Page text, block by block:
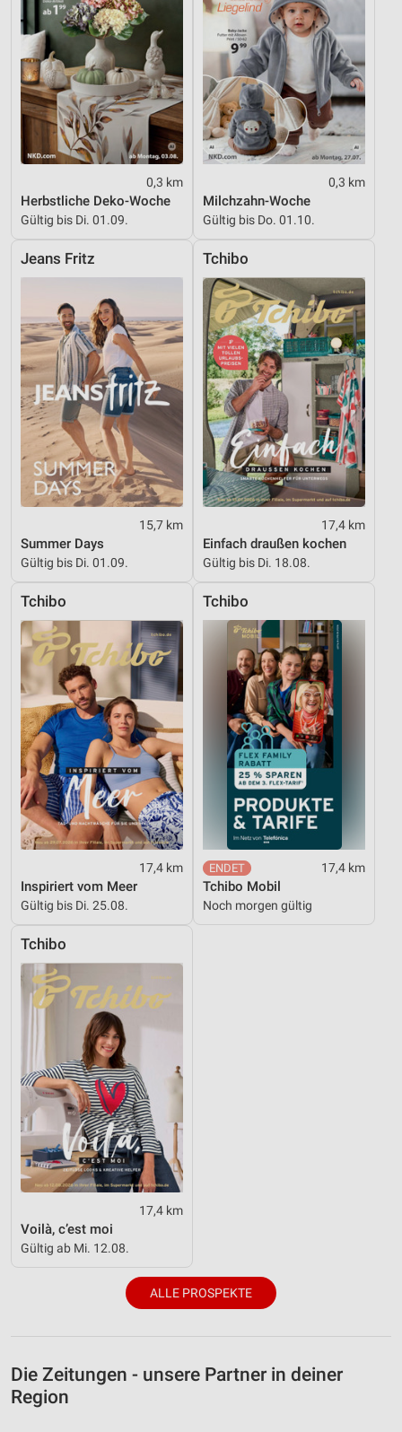
0,3 km
Herbstliche Deko-Woche
Gültig bis Di. 01.09.
0,3 km
Milchzahn-Woche
Gültig bis Do. 01.10.
Jeans Fritz
15,7 km
Summer Days
Gültig bis Di. 01.09.
Tchibo
17,4 km
Einfach draußen kochen
Gültig bis Di. 18.08.
Tchibo
17,4 km
Inspiriert vom Meer
Gültig bis Di. 25.08.
Tchibo
17,4 km
Tchibo Mobil
Noch morgen gültig
Tchibo
17,4 km
Voilà, c’est moi
Gültig ab Mi. 12.08.
ALLE PROSPEKTE
Die Zeitungen - unsere Partner in deiner
Region
Verwendung genauer Standortdaten
Geräte anhand von aktiv angeforderten
Informationen identifizieren
Nicht-IAB-Verarbeitungszwecke:
Notwendig
Funktional